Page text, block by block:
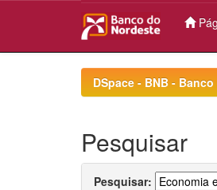
DSpace - BNB -
Pesquisar
Pesquisar: